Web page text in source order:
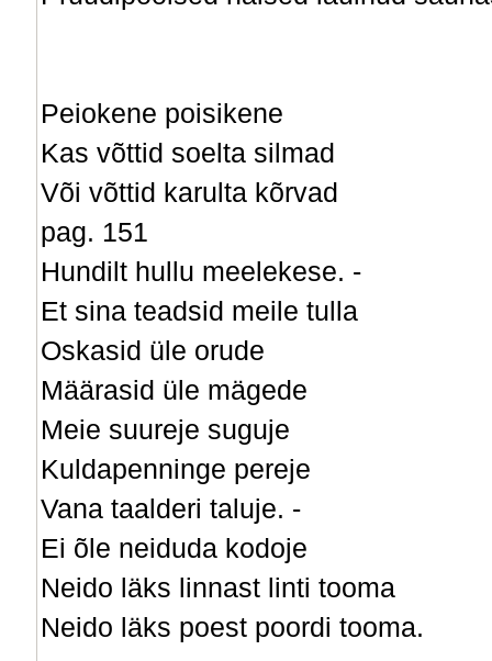
Peiokene poisikene
Kas võttid soelta silmad
Või võttid karulta kõrvad
pag. 151
Hundilt hullu meelekese. -
Et sina teadsid meile tulla
Oskasid üle orude
Määrasid üle mägede
Meie suureje suguje
Kuldapenninge pereje
Vana taalderi taluje. -
Ei õle neiduda kodoje
Neido läks linnast linti tooma
Neido läks poest poordi tooma.